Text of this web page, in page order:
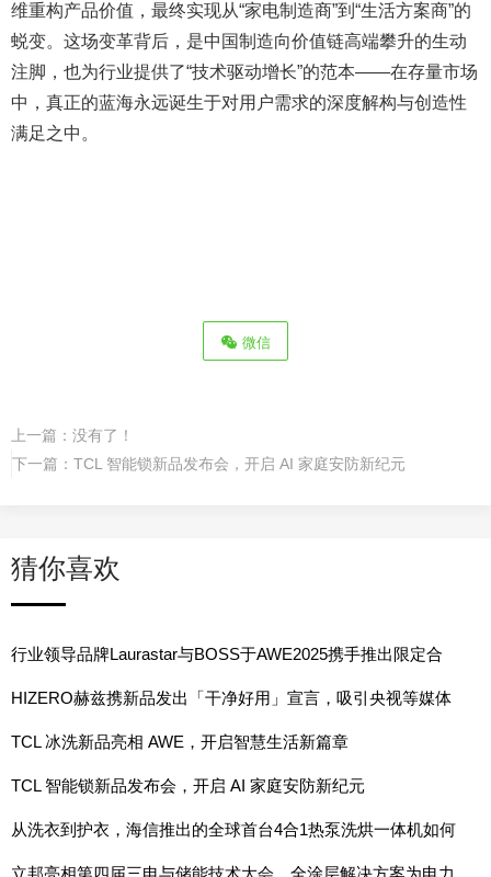
维重构产品价值，最终实现从“家电制造商”到“生活方案商”的
蜕变。这场变革背后，是中国制造向价值链高端攀升的生动
注脚，也为行业提供了“技术驱动增长”的范本——在存量市场
中，真正的蓝海永远诞生于对用户需求的深度解构与创造性
满足之中。
微信
上一篇：没有了！
下一篇： TCL 智能锁新品发布会，开启 AI 家庭安防新纪元
猜你喜欢
行业领导品牌Laurastar与BOSS于AWE2025携手推出限定合
作系列
HIZERO赫兹携新品发出「干净好用」宣言，吸引央视等媒体
报道
TCL 冰洗新品亮相 AWE，开启智慧生活新篇章
TCL 智能锁新品发布会，开启 AI 家庭安防新纪元
从洗衣到护衣，海信推出的全球首台4合1热泵洗烘一体机如何
让生活更轻松？
立邦亮相第四届三电与储能技术大会，全涂层解决方案为电力